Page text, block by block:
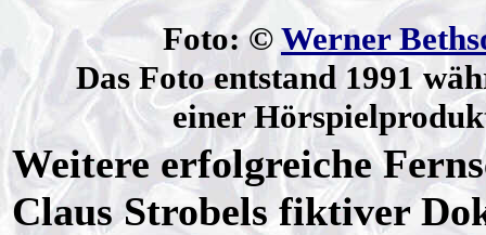
Foto: © Werner
Das Foto entstand 1991
einer
Weitere erfolgreiche
Claus Strobels fiktiver